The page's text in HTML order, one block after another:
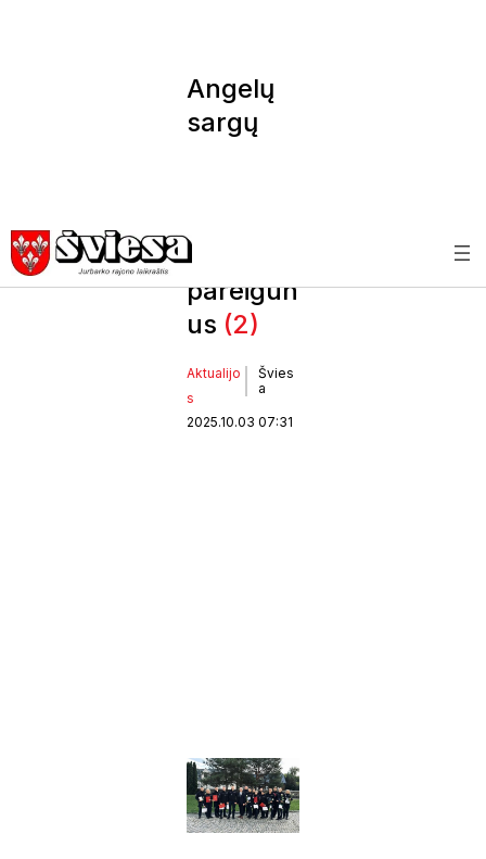
Angelų
sargų
usius
pareigūn
us (2)
Aktualijo
s
Švies
a
2025.10.03 07:31